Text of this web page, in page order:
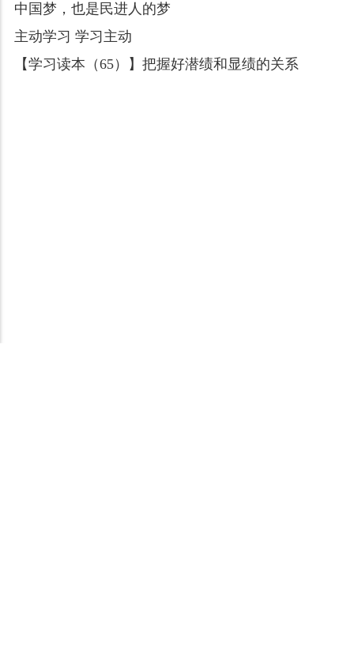
中国梦，也是民进人的梦
主动学习 学习主动
【学习读本（65）】把握好潜绩和显绩的关系